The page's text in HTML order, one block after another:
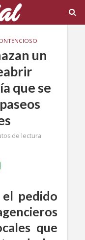
un
que se
de lectura
el pedido
que